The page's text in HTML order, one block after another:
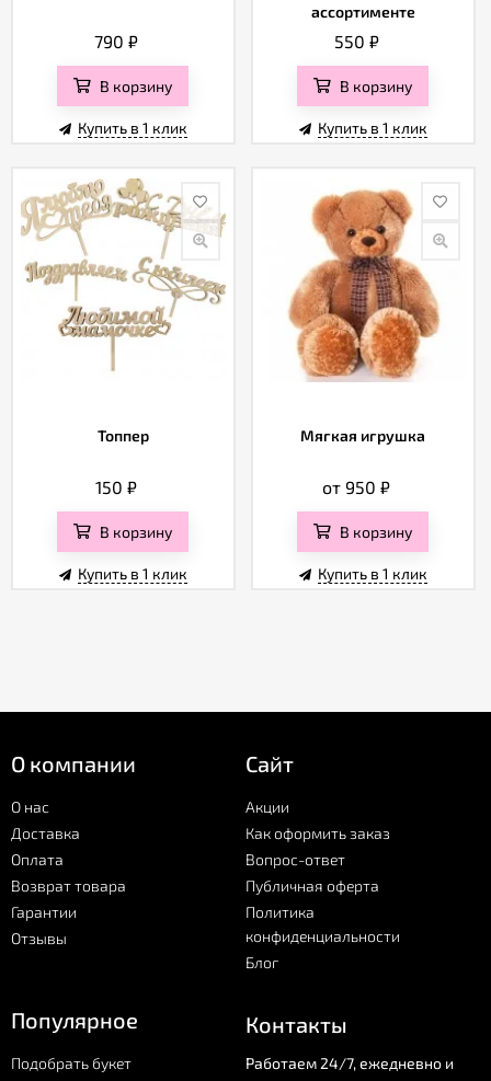
790₽
В корзину
Купить в 1 клик
ассортименте
550 ₽
В корзину
Купить в 1 клик
Топпер
150₽
В корзину
Купить в 1 клик
Мягкая игрушка
от 950₽
В корзину
Купить в 1 клик
О компании
О нас
Доставка
Оплата
Возврат товара
Гарантии
Отзывы
Сайт
Акции
Как оформить заказ
Вопрос-ответ
Публичная оферта
Политика
конфиденциальности
Блог
Популярное
Подобрать букет
Контакты
Работаем 24/7, ежедневно и